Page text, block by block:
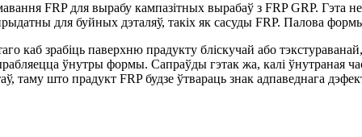
FRP для вырабу кампазітных вырабаў з FRP GRP. Гэта
для буйных дэталяў, такіх як сасуды FRP. Палова
каб зрабіць паверхню прадукту бліскучай або
ўнутры формы. Сапраўды гэтак жа, калі ўнутраная
што прадукт FRP будзе ўтвараць знак адпаведнага